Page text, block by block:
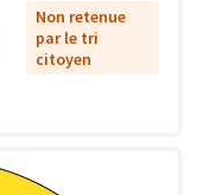
Non retenue
par le tri
citoyen